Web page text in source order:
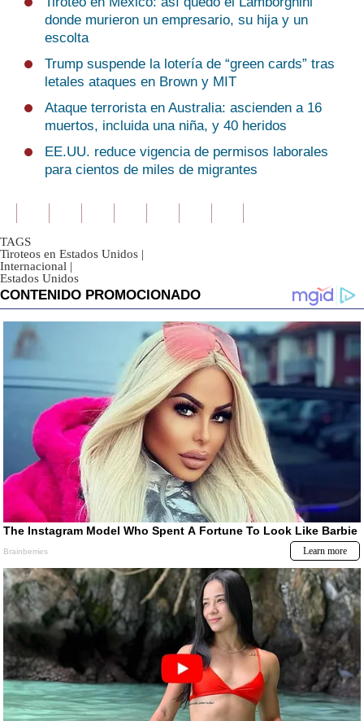
donde murieron un empresario, su hija y un
escolta
Trump suspende la lotería de “green cards” tras
letales ataques en Brown y MIT
Ataque terrorista en Australia: ascienden a 16
muertos, incluida una niña, y 40 heridos
EE.UU. reduce vigencia de permisos laborales
para cientos de miles de migrantes
TAGS
Tiroteos en Estados Unidos |
Internacional |
Estados Unidos